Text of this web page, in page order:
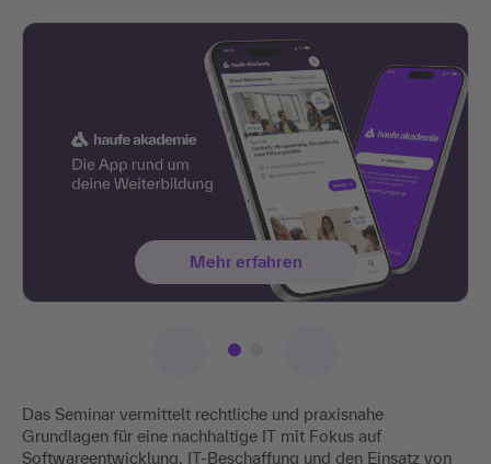
Das Seminar vermittelt rechtliche und praxisnahe
Grundlagen für eine nachhaltige IT mit Fokus auf
Softwareentwicklung, IT-Beschaffung und den Einsatz von
Mehr erfahren